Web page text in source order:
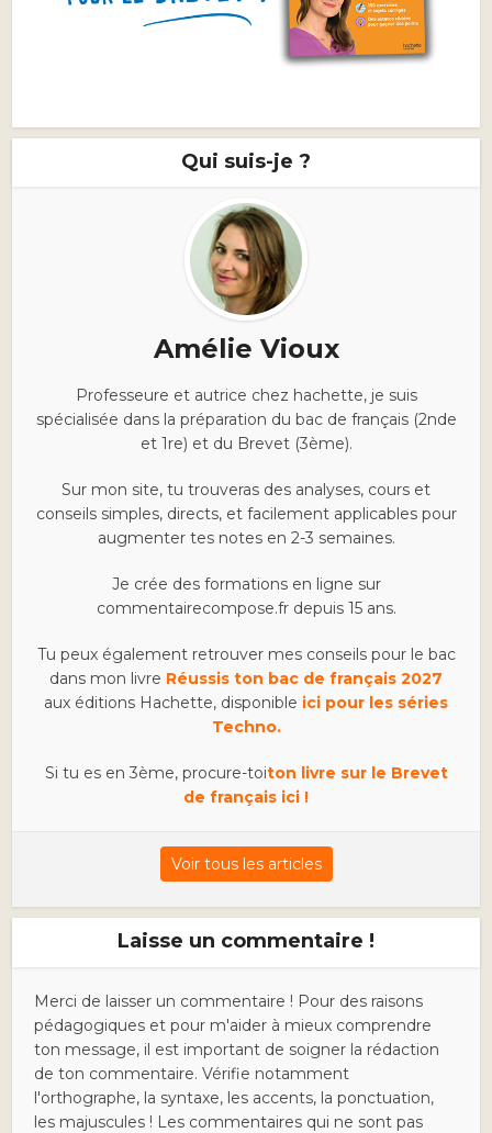
Qui suis-je ?
Amélie Vioux
Professeure et autrice chez hachette, je suis
spécialisée dans la préparation du bac de français (2nde
et 1re) et du Brevet (3ème).
Sur mon site, tu trouveras des analyses, cours et
conseils simples, directs, et facilement applicables pour
augmenter tes notes en 2-3 semaines.
Je crée des formations en ligne sur
commentairecompose.fr depuis 15 ans.
Tu peux également retrouver mes conseils pour le bac
dans mon livre Réussis ton bac de français 2027
aux éditions Hachette, disponible ici pour les séries
Techno.
Si tu es en 3ème, procure-toiton livre sur le Brevet
de français ici !
Voir tous les articles
Laisse un commentaire !
Merci de laisser un commentaire ! Pour des raisons
pédagogiques et pour m'aider à mieux comprendre
ton message, il est important de soigner la rédaction
de ton commentaire. Vérifie notamment
l'orthographe, la syntaxe, les accents, la ponctuation,
les majuscules ! Les commentaires qui ne sont pas